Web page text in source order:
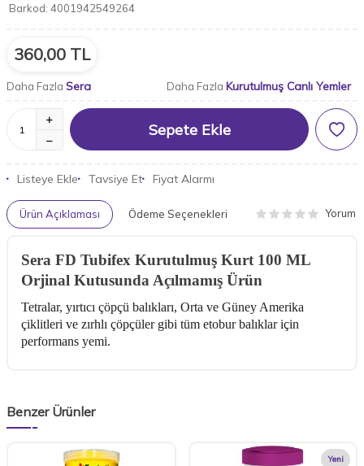
Barkod: 4001942549264
360,00 TL
Daha Fazla Sera Daha Fazla Kurutulmuş Canlı Yemler
Sepete Ekle
Listeye Ekle Tavsiye Et Fiyat Alarmı
Ürün Açıklaması Ödeme Seçenekleri Yorum
Sera FD Tubifex Kurutulmuş Kurt 100 ML
Orjinal Kutusunda Açılmamış Ürün
Tetralar, yırtıcı çöpçü balıkları, Orta ve Güney Amerika
çiklitleri ve zırhlı çöpçüler gibi tüm etobur balıklar için
performans yemi.
Benzer Ürünler
Yeni